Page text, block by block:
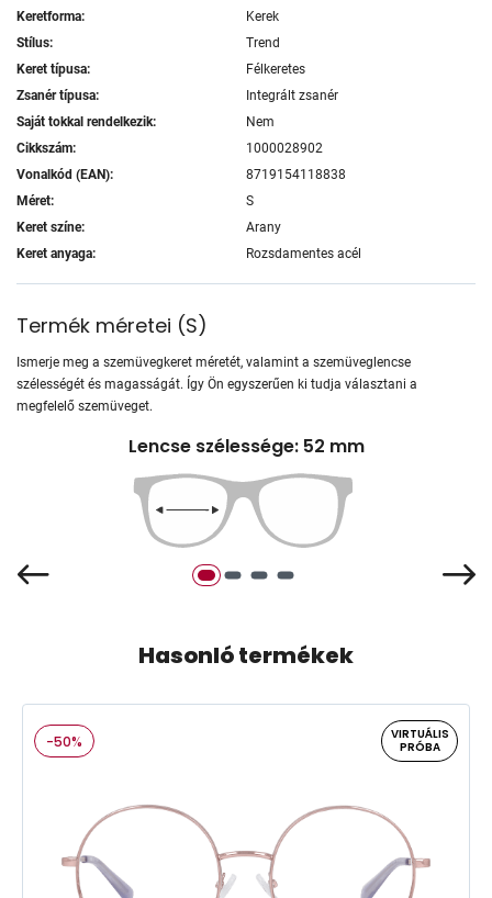
Keretforma:
Kerek
Stílus:
Trend
Keret típusa:
Félkeretes
Zsanér típusa:
Integrált zsanér
Saját tokkal rendelkezik:
Nem
Cikkszám:
1000028902
Vonalkód (EAN):
8719154118838
Méret:
S
Keret színe:
Arany
Keret anyaga:
Rozsdamentes acél
Termék méretei (S)
Ismerje meg a szemüvegkeret méretét, valamint a szemüveglencse
szélességét és magasságát. Így Ön egyszerűen ki tudja választani a
megfelelő szemüveget.
Lencse szélessége: 52 mm
Hasonló termékek
-50%
VIRTUÁLIS
PRÓBA